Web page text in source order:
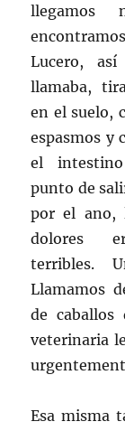
llegamos
Lucero, así
llamaba,
en el suelo,
espasmos y
el
punto de
por el ano,
dolores
terribles.
Llamamos
de caballos
veterinaria
Esa misma